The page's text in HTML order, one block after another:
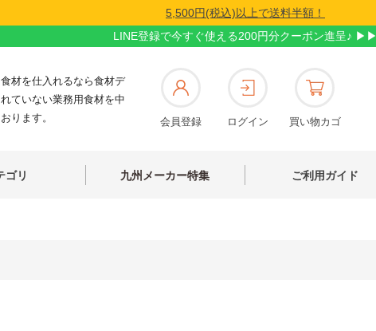
5,500円(税込)以上で送料半額！
LINE登録で今すぐ使える200円分クーポン進呈♪ ▶▶
材を仕入れるなら食材デ
ていない業務用食材を中
ります。
会員登録 ログイン 買い物カゴ
ゴリ 九州メーカー特集 ご利用ガイド